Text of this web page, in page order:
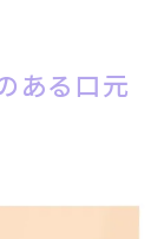
ある口元